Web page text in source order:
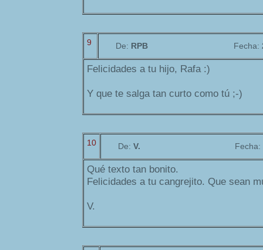
9 De: RPB Fecha:
Felicidades a tu hijo, Rafa :)
Y que te salga tan curto como tú ;-)
10 De: V. Fecha:
Qué texto tan bonito.
Felicidades a tu cangrejito. Que sean
V.